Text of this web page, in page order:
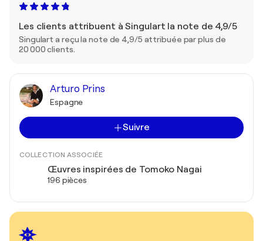
Les clients attribuent à Singulart la note de 4,9/5
Singulart a reçu la note de 4,9/5 attribuée par plus de
20 000 clients.
Arturo Prins
Espagne
Suivre
COLLECTION ASSOCIÉE
Œuvres inspirées de Tomoko Nagai
196 pièces